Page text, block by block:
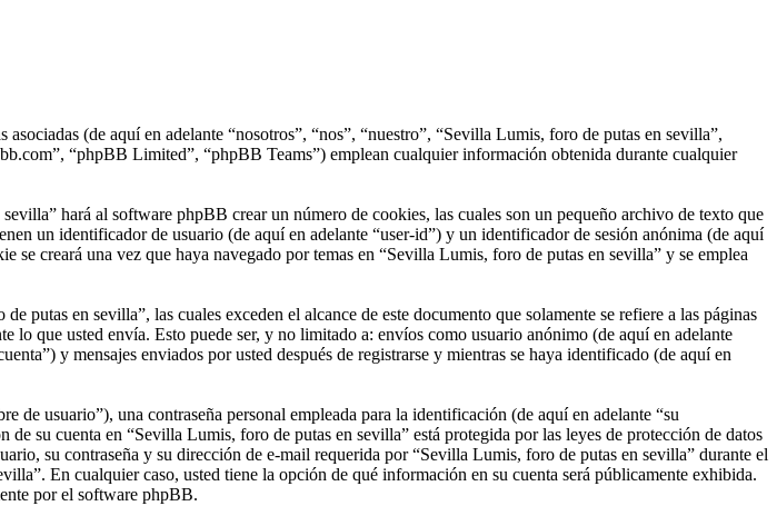
(de aquí en adelante “nosotros”, “nos”, “nuestro”, “Sevilla Lumis, foro de putas en sevilla”,
“phpBB Limited”, “phpBB Teams”) emplean cualquier información obtenida durante cualquier
hará al software phpBB crear un número de cookies, las cuales son un pequeño archivo de texto que
un identificador de usuario (de aquí en adelante “user-id”) y un identificador de sesión anónima (de aquí
creará una vez que haya navegado por temas en “Sevilla Lumis, foro de putas en sevilla” y se emplea
en sevilla”, las cuales exceden el alcance de este documento que solamente se refiere a las páginas
que usted envía. Esto puede ser, y no limitado a: envíos como usuario anónimo (de aquí en adelante
y mensajes enviados por usted después de registrarse y mientras se haya identificado (de aquí en
usuario”), una contraseña personal empleada para la identificación (de aquí en adelante “su
su cuenta en “Sevilla Lumis, foro de putas en sevilla” está protegida por las leyes de protección de datos
su contraseña y su dirección de e-mail requerida por “Sevilla Lumis, foro de putas en sevilla” durante el
En cualquier caso, usted tiene la opción de qué información en su cuenta será públicamente exhibida.
por el software phpBB.